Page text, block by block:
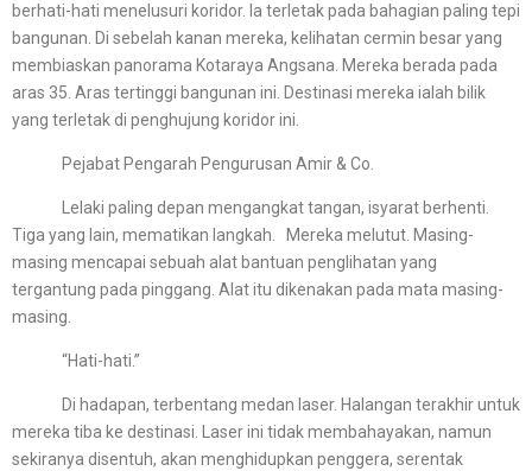
berhati-hati menelusuri koridor. Ia terletak pada bahagian paling tepi
bangunan. Di sebelah kanan mereka, kelihatan cermin besar yang
membiaskan panorama Kotaraya Angsana. Mereka berada pada
aras 35. Aras tertinggi bangunan ini. Destinasi mereka ialah bilik
yang terletak di penghujung koridor ini.
Pejabat Pengarah Pengurusan Amir & Co.
Lelaki paling depan mengangkat tangan, isyarat berhenti.
Tiga yang lain, mematikan langkah. Mereka melutut. Masing-
masing mencapai sebuah alat bantuan penglihatan yang
tergantung pada pinggang. Alat itu dikenakan pada mata masing-
masing.
“Hati-hati.”
Di hadapan, terbentang medan laser. Halangan terakhir untuk
mereka tiba ke destinasi. Laser ini tidak membahayakan, namun
sekiranya disentuh, akan menghidupkan penggera, serentak